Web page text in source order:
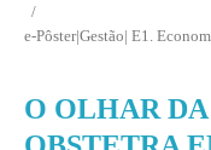
/
e-Pôster|Gestão| E1.
O OLHAR